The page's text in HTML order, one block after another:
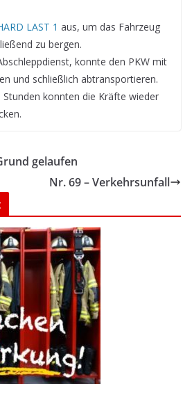
LAST 1 aus, um das Fahrzeug
zu bergen.
konnte den PKW mit
und schließlich abtransportieren.
Stunden konnten die Kräfte wieder
gelaufen
Nr. 69 – Verkehrsunfall